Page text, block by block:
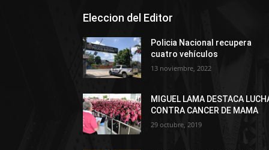
Eleccion del Editor
Policia Nacional recupera
cuatro vehículos
13 noviembre, 2022
MIGUEL LAMA DESTACA
CONTRA CANCER DE MAMA
29 octubre, 2019